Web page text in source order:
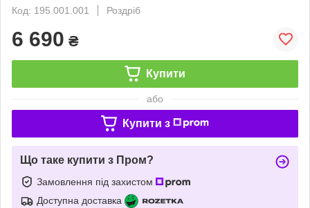
Код: 195.001.001
Роздріб
6 690 ₴
Купити
або
Купити з
Що таке купити з Пром?
Замовлення під захистом
Доступна доставка